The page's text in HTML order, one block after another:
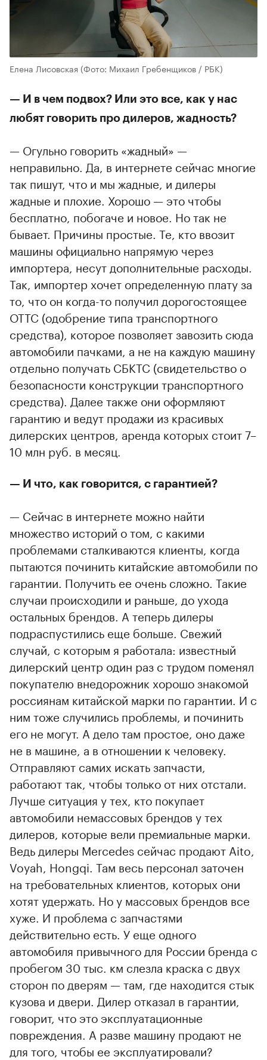
Елена Лисовская (Фото: Михаил Гребенщиков / РБК)
— И в чем подвох? Или это все, как у нас
любят говорить про дилеров, жадность?
— Огульно говорить «жадный» —
неправильно. Да, в интернете сейчас многие
так пишут, что и мы жадные, и дилеры
жадные и плохие. Хорошо — это чтобы
бесплатно, побогаче и новое. Но так не
бывает. Причины простые. Те, кто ввозит
машины официально напрямую через
импортера, несут дополнительные расходы.
Так, импортер хочет определенную плату за
то, что он когда-то получил дорогостоящее
ОТТС (одобрение типа транспортного
средства), которое позволяет завозить сюда
автомобили пачками, а не на каждую машину
отдельно получать СБКТС (свидетельство о
безопасности конструкции транспортного
средства). Далее также они оформляют
гарантию и ведут продажи из красивых
дилерских центров, аренда которых стоит 7–
10 млн руб. в месяц.
— И что, как говорится, с гарантией?
— Сейчас в интернете можно найти
множество историй о том, с какими
проблемами сталкиваются клиенты, когда
пытаются починить китайские автомобили по
гарантии. Получить ее очень сложно. Такие
случаи происходили и раньше, до ухода
остальных брендов. А теперь дилеры
подраспустились еще больше. Свежий
случай, с которым я работала: известный
дилерский центр один раз с трудом поменял
покупателю внедорожник хорошо знакомой
россиянам китайской марки по гарантии. И с
ним тоже случились проблемы, и починить
его не могут. А дело там простое, оно даже
не в машине, а в отношении к человеку.
Отправляют самих искать запчасти,
работают так, чтобы только от них отстали.
Лучше ситуация у тех, кто покупает
автомобили немассовых брендов у тех
дилеров, которые вели премиальные марки.
Ведь дилеры Mercedes сейчас продают Aito,
Voyah, Hongqi. Там весь персонал заточен
на требовательных клиентов, которых они
хотят удержать. Но у массовых брендов все
хуже. И проблема с запчастями
действительно есть. У еще одного
автомобиля привычного для России бренда с
пробегом 30 тыс. км слезла краска с двух
сторон по дверям — там, где находится стык
кузова и двери. Дилер отказал в гарантии,
говорит, что это эксплуатационные
повреждения. А разве машину продают не
для того, чтобы ее эксплуатировали?